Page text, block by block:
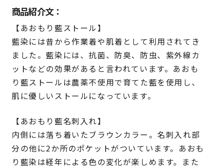
商品紹介文：
【あおもり藍ストール】
藍染には昔から作業着や肌着として利用されてき
ました。藍染には、抗菌、防臭、防虫、紫外線カ
ットなどの効果があると言われています。あおも
り藍ストールは農薬不使用で育てた藍を使用し、
肌に優しいストールになっています。
【あおもり藍名刺入れ】
内側には落ち着いたブラウンカラー。名刺入れ部
分の他に2か所のポケットがついています。あおも
り藍染は経年による色の変化が楽しめます。また